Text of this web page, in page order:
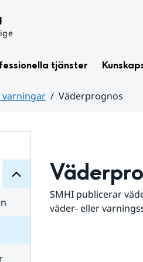
tjänster
varningar
Väderprognos
för
SMHI publicerar
väder- eller